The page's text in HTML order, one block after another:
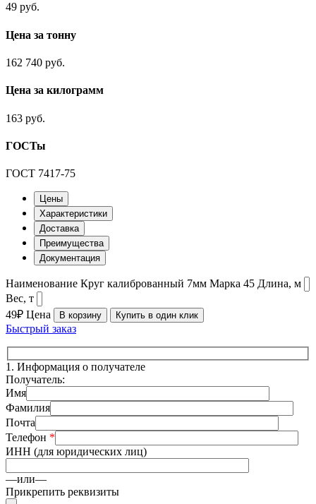
49 руб.
Цена за тонну
162 740 руб.
Цена за килограмм
163 руб.
ГОСТы
ГОСТ 7417-75
Цены
Характеристики
Доставка
Преимущества
Документация
Наименование Круг калиброванный 7мм Марка 45 Длина, м
Вес, т
49₽ Цена В корзину Купить в один клик
Быстрый заказ
1. Информация о получателе
Получатель:
Имя
Фамилия
Почта
Телефон *
ИНН (для юридических лиц)
—или—
Прикрепить реквизиты